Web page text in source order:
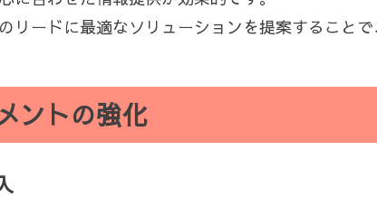
ードに最適なソリューションを提案することで
ントの強化